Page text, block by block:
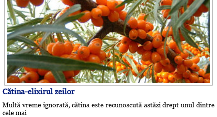
Cătina-elixirul zeilor
Multă vreme ignorată, cătina este recunoscută astăzi drept unul dintre
cele mai